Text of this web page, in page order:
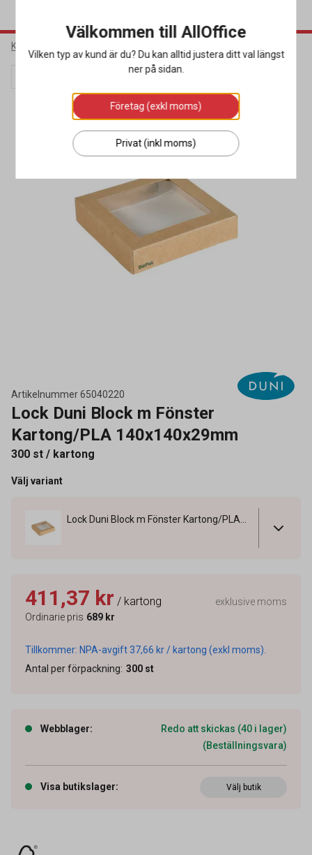
Kök & Servering
Miljöval
Artikelnummer65040220
Lock Duni Block m Fönster
Kartong/PLA 140x140x29mm
300 st / kartong
Välj variant
411,37 kr / kartong
Ordinarie pris 689 kr
exklusive moms
Tillkommer: NPA-avgift 37,66 kr / kartong (exkl moms).
Antal per förpackning: 300 st
Webblager:
Redo att skickas (40 i lager)
(Beställningsvara)
Visa butikslager: Välj butik
Tidigare artikelnummer
Välkommen till AllOffice
Vilken typ av kund är du? Du kan alltid justera ditt val längst
ner på sidan.
Företag (exkl moms)
Privat (inkl moms)